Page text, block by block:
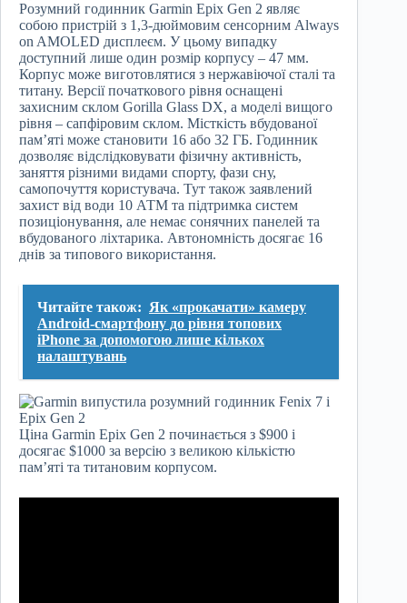
Розумний годинник Garmin Epix Gen 2 являє
собою пристрій з 1,3-дюймовим сенсорним Always
on AMOLED дисплеєм. У цьому випадку
доступний лише один розмір корпусу – 47 мм.
Корпус може виготовлятися з нержавіючої сталі та
титану. Версії початкового рівня оснащені
захисним склом Gorilla Glass DX, а моделі вищого
рівня – сапфіровим склом. Місткість вбудованої
пам’яті може становити 16 або 32 ГБ. Годинник
дозволяє відслідковувати фізичну активність,
заняття різними видами спорту, фази сну,
самопочуття користувача. Тут також заявлений
захист від води 10 АТМ та підтримка систем
позиціонування, але немає сонячних панелей та
вбудованого ліхтарика. Автономність досягає 16
днів за типового використання.
Читайте також: Як «прокачати» камеру
Android-смартфону до рівня топових
iPhone за допомогою лише кількох
налаштувань
Ціна Garmin Epix Gen 2 починається з $900 і
досягає $1000 за версію з великою кількістю
пам’яті та титановим корпусом.